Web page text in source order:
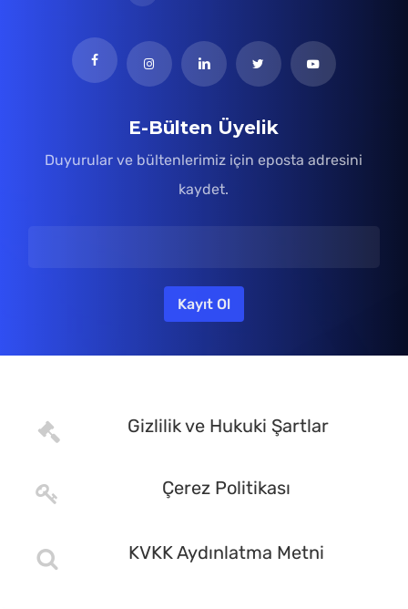
E-Bülten Üyelik
Duyurular ve bültenlerimiz için eposta adresini
kaydet.
Gizlilik ve Hukuki Şartlar
Çerez Politikası
KVKK Aydınlatma Metni